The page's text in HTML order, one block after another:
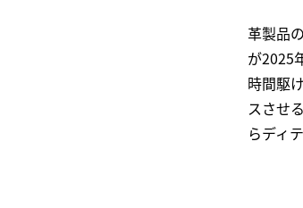
革製品
が2025
時間駆
スさせ
らディ